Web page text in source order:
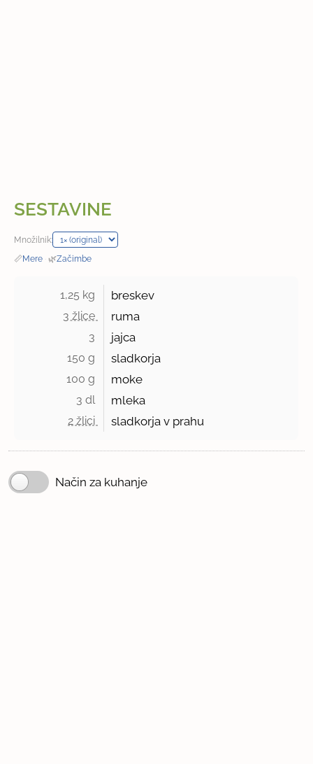
SESTAVINE
Množilnik:
📏Mere · 🌿Začimbe
1,25 kg breskev
3 žlice ruma
3 jajca
150 g sladkorja
100 g moke
3 dl mleka
2 žlici sladkorja v prahu
Način za kuhanje